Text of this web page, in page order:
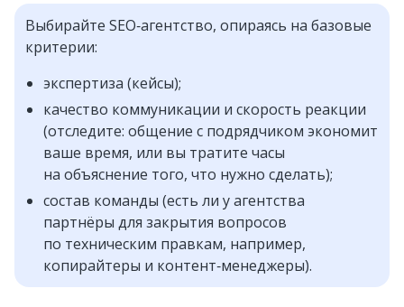
Выбирайте SEO‑агентство, опираясь на базовые
критерии:
экспертиза (кейсы);
качество коммуникации и скорость реакции
(отследите: общение с подрядчиком экономит
ваше время, или вы тратите часы
на объяснение того, что нужно сделать);
состав команды (есть ли у агентства
партнёры для закрытия вопросов
по техническим правкам, например,
копирайтеры и контент‑менеджеры).